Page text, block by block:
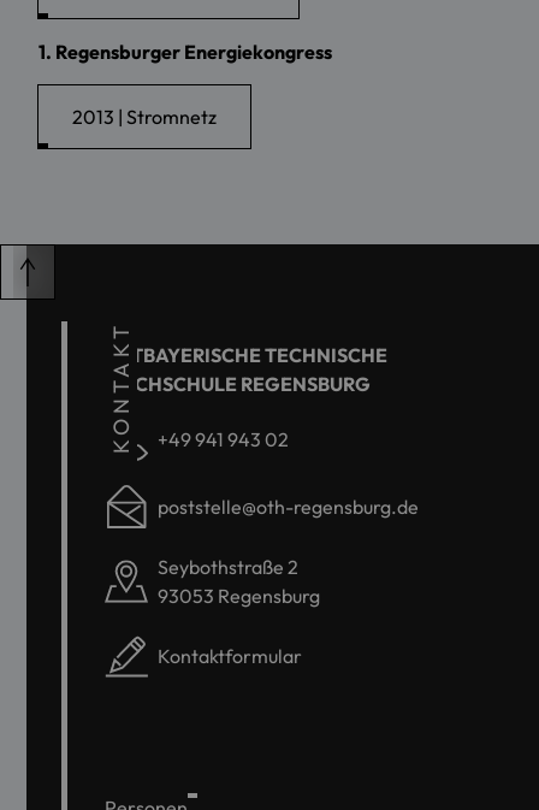
1. Regensburger Energiekongress
2013 | Stromnetz
KONTAKT
OSTBAYERISCHE TECHNISCHE
HOCHSCHULE REGENSBURG
+49 941 943 02
poststelle@oth-regensburg.de
Seybothstraße 2
93053 Regensburg
Kontaktformular